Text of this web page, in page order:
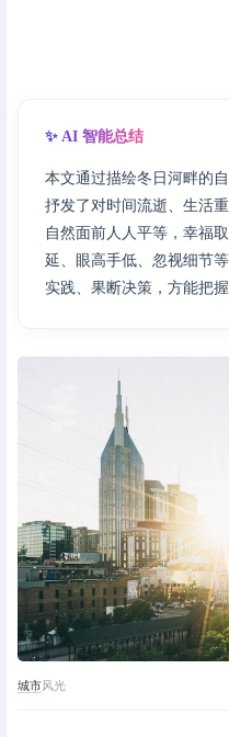
✨ AI 智能总结
本文通过描绘冬日河畔的
抒发了对时间流逝、生活
自然面前人人平等，幸福
延、眼高手低、忽视细节
实践、果断决策，方能把
城市 风光